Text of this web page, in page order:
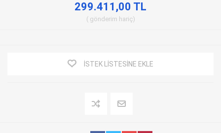
299.411,00 TL
gönderim hariç
İSTEK LISTESINE EKLE